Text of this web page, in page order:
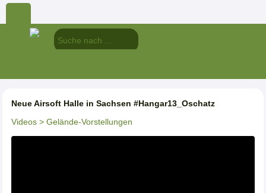
Neue Airsoft Halle in Sachsen #Hangar13_Oschatz
Videos > Gelände-Vorstellungen